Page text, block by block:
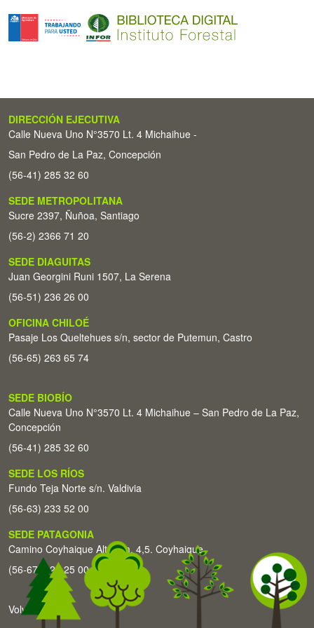
DIRECCIÓN EJECUTIVA
Calle Nueva Uno N°3570 Lt. 4 Michaihue -
San Pedro de La Paz, Concepción
(56-41) 285 32 60
SEDE METROPOLITANA
Sucre 2397, Ñuñoa, Santiago
(56-2) 2366 71 20
SEDE DIAGUITAS
Juan Georgini Runi 1507, La Serena
(56-51) 236 26 00
OFICINA CHILOÉ
Pasaje Los Queltehues s/n, sector de Putemun, Castro
(56-65) 263 65 74
SEDE BIOBÍO
Calle Nueva Uno N°3570 Lt. 4 Michaihue – San Pedro de La Paz,
Concepción
(56-41) 285 32 60
SEDE LOS RÍOS
Fundo Teja Norte s/n. Valdivia
(56-63) 233 52 00
SEDE PATAGONIA
Camino Coyhaique Alto Km. 4,5. Coyhaique
(56-67) 226 25 00
Volver arriba